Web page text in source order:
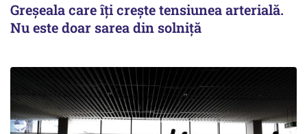
Greșeala care îți crește tensiunea arterială.
Nu este doar sarea din solniță